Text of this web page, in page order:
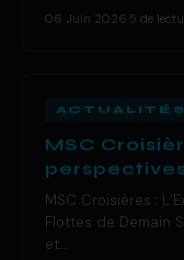
06 Juin 2026 5 de
ACTUALITÉS
MSC
MSC Croisières :
Flottes de Demain
et…